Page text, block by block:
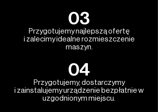
03
Przygotujemy najlepszą ofertę
i zalecimy idealne rozmieszczenie
maszyn.
04
Przygotujemy, dostarczymy
i zainstalujemy urządzenie bezpłatnie w
uzgodnionym miejscu.